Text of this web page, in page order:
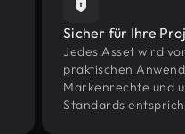
Sicher für Ihre
Jedes Asset wird
praktischen
Markenrechte und
Standards